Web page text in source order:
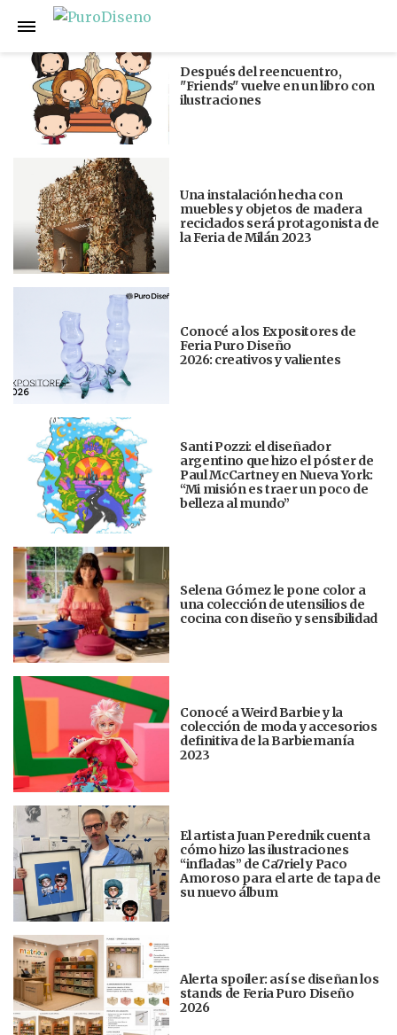
Anterior
Después del reencuentro,
"Friends" vuelve en un libro con
ilustraciones
Una instalación hecha con
muebles y objetos de madera
reciclados será protagonista de
la Feria de Milán 2023
Conocé a los Expositores de
Feria Puro Diseño
2026: creativos y valientes
Santi Pozzi: el diseñador
argentino que hizo el póster de
Paul McCartney en Nueva York:
“Mi misión es traer un poco de
belleza al mundo”
Selena Gómez le pone color a
una colección de utensilios de
cocina con diseño y sensibilidad
Conocé a Weird Barbie y la
colección de moda y accesorios
definitiva de la Barbiemanía
2023
El artista Juan Perednik cuenta
cómo hizo las ilustraciones
“infladas” de Ca7riel y Paco
Amoroso para el arte de tapa de
su nuevo álbum
Alerta spoiler: así se diseñan los
stands de Feria Puro Diseño
2026
Siguiente